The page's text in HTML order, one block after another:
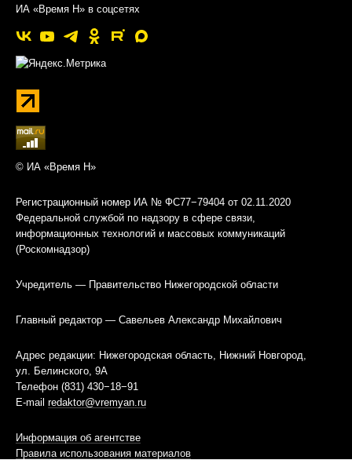
ИА «Время Н» в соцсетях
© ИА «Время Н»
Регистрационный номер ИА № ФС77−79404 от 02.11.2020
Федеральной службой по надзору в сфере связи,
информационных технологий и массовых коммуникаций
(Роскомнадзор)
Учредитель — Правительство Нижегородской области
Главный редактор — Савельев Александр Михайлович
Адрес редакции: Нижегородская область, Нижний Новгород,
ул. Белинского, 9А
Телефон (831) 430−18−91
E-mail redaktor@vremyan.ru
Информация об агентстве
Правила использования материалов